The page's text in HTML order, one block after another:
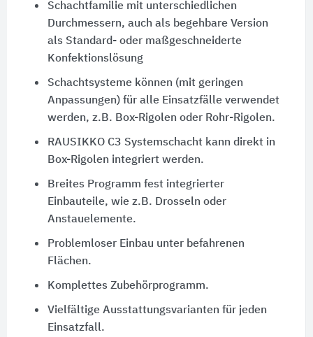
Schachtfamilie mit unterschiedlichen
Durchmessern, auch als begehbare Version
als Standard- oder maßgeschneiderte
Konfektionslösung
Schachtsysteme können (mit geringen
Anpassungen) für alle Einsatzfälle verwendet
werden, z.B. Box-Rigolen oder Rohr-Rigolen.
RAUSIKKO C3 Systemschacht kann direkt in
Box-Rigolen integriert werden.
Breites Programm fest integrierter
Einbauteile, wie z.B. Drosseln oder
Anstauelemente.
Problemloser Einbau unter befahrenen
Flächen.
Komplettes Zubehörprogramm.
Vielfältige Ausstattungsvarianten für jeden
Einsatzfall.